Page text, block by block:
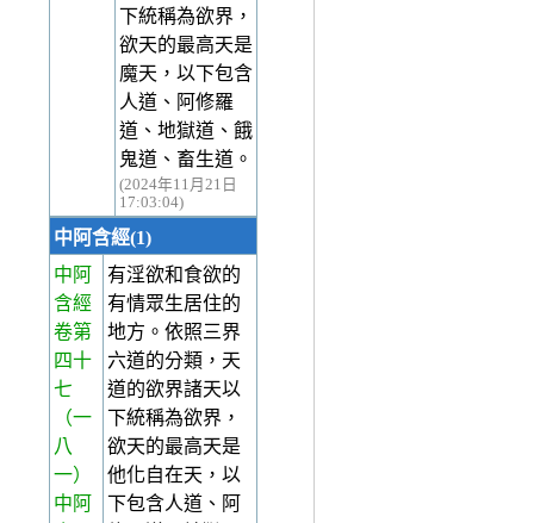
下統稱為欲界，
欲天的最高天是
魔天，以下包含
人道、阿修羅
道、地獄道、餓
鬼道、畜生道。
(2024年11月21日
17:03:04)
中阿含經(1)
中阿
含經
卷第
四十
七
（一
八
一）
中阿
有淫欲和食欲的
有情眾生居住的
地方。依照三界
六道的分類，天
道的欲界諸天以
下統稱為欲界，
欲天的最高天是
他化自在天，以
下包含人道、阿